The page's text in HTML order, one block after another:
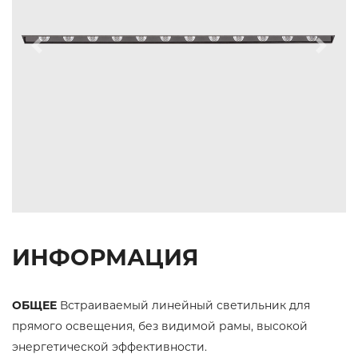
ИНФОРМАЦИЯ
ОБЩЕЕ Встраиваемый линейный светильник для
прямого освещения, без видимой рамы, высокой
энергетической эффективности.